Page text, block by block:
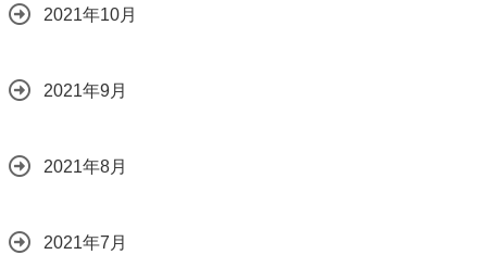
2021年10月
2021年9月
2021年8月
2021年7月